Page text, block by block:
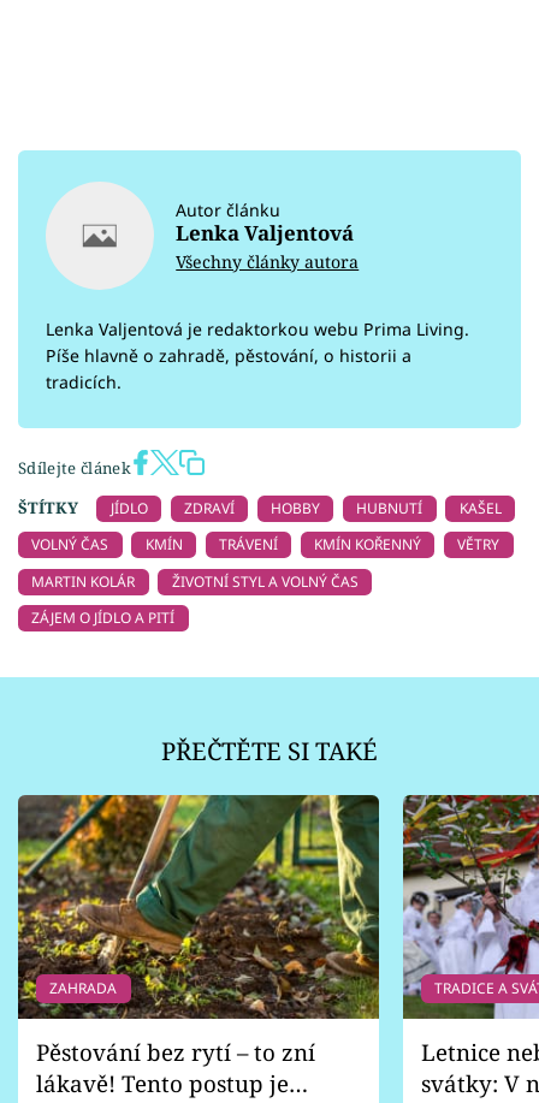
Autor článku
Lenka Valjentová
Všechny články autora
Lenka Valjentová je redaktorkou webu Prima Living.
Píše hlavně o zahradě, pěstování, o historii a
tradicích.
Sdílejte článek
ŠTÍTKY
JÍDLO ZDRAVÍ HOBBY HUBNUTÍ
KAŠEL
VOLNÝ ČAS
KMÍN TRÁVENÍ KMÍN KOŘENNÝ
VĚTRY
MARTIN KOLÁR
ŽIVOTNÍ STYL A VOLNÝ ČAS
ZÁJEM O JÍDLO A PITÍ
PŘEČTĚTE SI TAKÉ
ZAHRADA
Pěstování bez rytí – to zní
lákavě! Tento postup je
TRADICE A
Letnice
svátky: V